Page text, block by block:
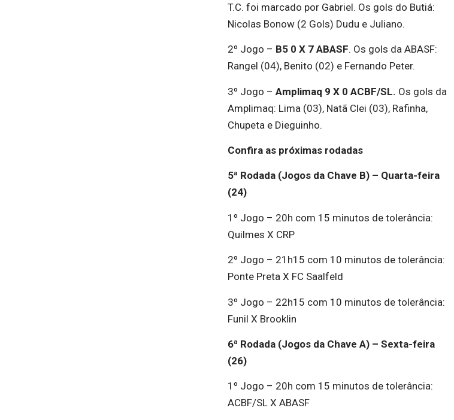
T.C. foi marcado por Gabriel. Os gols do Butiá:
Nicolas Bonow (2 Gols) Dudu e Juliano.
2º Jogo – B5 0 X 7 ABASF. Os gols da ABASF:
Rangel (04), Benito (02) e Fernando Peter.
3º Jogo – Amplimaq 9 X 0 ACBF/SL. Os gols da
Amplimaq: Lima (03), Natã Clei (03), Rafinha,
Chupeta e Dieguinho.
Confira as próximas rodadas
5ª Rodada (Jogos da Chave B) – Quarta-feira
(24)
1º Jogo – 20h com 15 minutos de tolerância:
Quilmes X CRP
2º Jogo – 21h15 com 10 minutos de tolerância:
Ponte Preta X FC Saalfeld
3º Jogo – 22h15 com 10 minutos de tolerância:
Funil X Brooklin
6ª Rodada (Jogos da Chave A) – Sexta-feira
(26)
1º Jogo – 20h com 15 minutos de tolerância:
ACBF/SL X ABASF